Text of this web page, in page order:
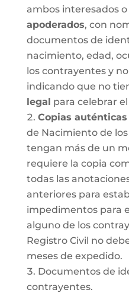
ambos interesados
apoderados, con
documentos de
nacimiento, edad,
los contrayentes y
indicando que no
legal para celebrar
Copias auténticas
de Nacimiento de
tengan más de un
requiere la copia
todas las
anteriores para
impedimentos para
alguno de los
Registro Civil no
meses de expedido.
Documentos de
contrayentes.